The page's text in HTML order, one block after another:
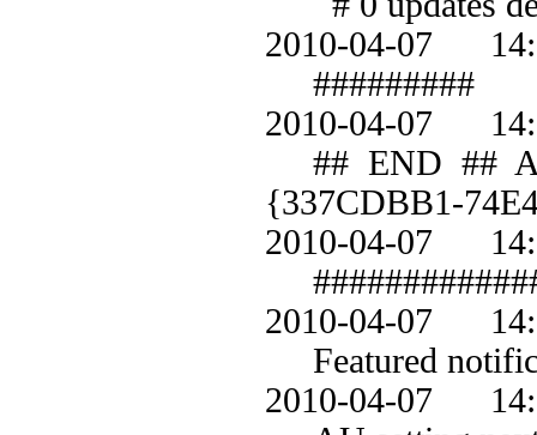
2010-04-07
#########
2010-04-07
## END ##
{337CDBB1-
2010-04-07
2010-04-07
Featured
2010-04-07